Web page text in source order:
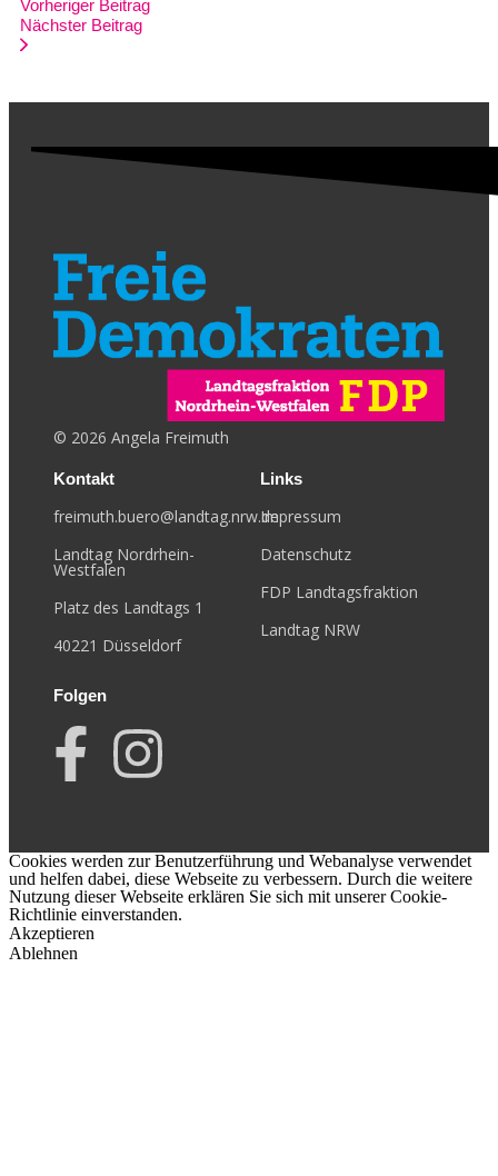
Vorheriger Beitrag
Nächster Beitrag
© 2026 Angela Freimuth
Kontakt
freimuth.buero@landtag.nrw.de
Landtag Nordrhein-
Westfalen
Platz des Landtags 1
40221 Düsseldorf
Links
Impressum
Datenschutz
FDP Landtagsfraktion
Landtag NRW
Folgen
Cookies werden zur Benutzerführung und Webanalyse verwendet
und helfen dabei, diese Webseite zu verbessern. Durch die weitere
Nutzung dieser Webseite erklären Sie sich mit unserer Cookie-
Richtlinie einverstanden.
Akzeptieren
Ablehnen